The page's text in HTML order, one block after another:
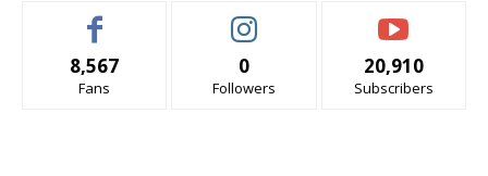
8,567
Fans
0
Followers
20,910
Subscribers